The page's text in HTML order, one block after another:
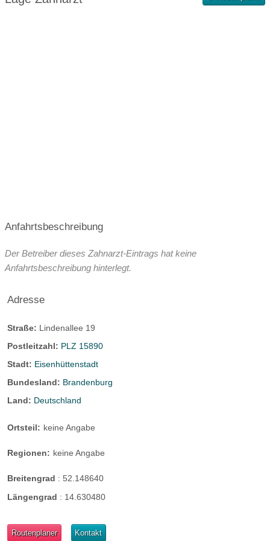
Anfahrtsbeschreibung
Der Betreiber dieses Zahnarzt-Eintrags hat keine
Anfahrtsbeschreibung hinterlegt.
Adresse
Straße: Lindenallee 19
Postleitzahl: PLZ 15890
Stadt: Eisenhüttenstadt
Bundesland: Brandenburg
Land: Deutschland
Ortsteil: keine Angabe
Regionen: keine Angabe
Breitengrad : 52.148640
Längengrad : 14.630480
Routenplaner Kontakt